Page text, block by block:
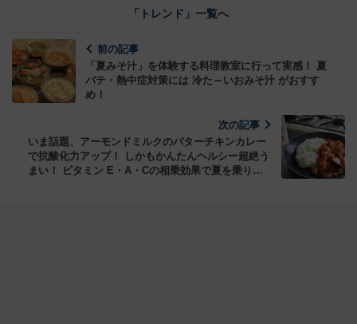
「トレンド」一覧へ
前の記事
「夏みそ汁」を体験する料理教室に行って実感！ 夏
バテ・熱中症対策には 冷た～いおみそ汁 がおすす
め！
次の記事
いま話題、アーモンドミルクのバターチキンカレー
で抗酸化力アップ！ しかもかんたんヘルシー超絶う
まい！ ビタミン E・A・Cの相乗効果で夏を乗り切